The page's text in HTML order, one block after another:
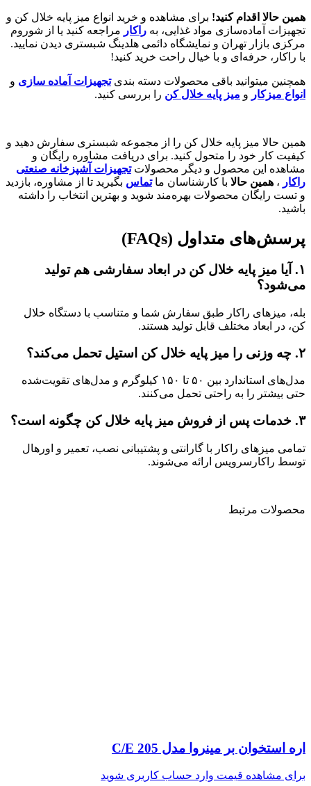
همین حالا اقدام کنید! برای مشاهده و خرید انواع میز پایه خلال کن و
تجهیزات آماده‌سازی مواد غذایی، به راکار مراجعه کنید یا از شوروم
مرکزی بازار تهران و نمایشگاه دائمی هلدینگ شبستری دیدن نمایید.
با راکار، حرفه‌ای و با خیال راحت خرید کنید!
همچنین میتوانید باقی محصولات دسته بندیتجهیزات آماده سازی و
انواع میزکار و میز پایه خلال کن را بررسی کنید.
همین حالا میز پایه خلال کن را از مجموعه شبستری سفارش دهید و
کیفیت کار خود را متحول کنید. برای دریافت مشاوره رایگان و
مشاهده این محصول و دیگر محصولاتتجهیزات آشپزخانه صنعتی
راکار ، همین حالا با کارشناسان ماتماس بگیرید تا از مشاوره، بازدید
و تست رایگان محصولات بهره‌مند شوید و بهترین انتخاب را داشته
باشید.
پرسش‌های متداول (FAQs)
۱.
آیا میز پایه خلال کن در ابعاد سفارشی هم تولید
می‌شود؟
بله، میزهای راکار طبق سفارش شما و متناسب با دستگاه خلال
کن، در ابعاد مختلف قابل تولید هستند.
۲. چه وزنی را میز پایه خلال کن استیل تحمل می‌کند؟
مدل‌های استاندارد بین ۵۰ تا ۱۵۰ کیلوگرم و مدل‌های تقویت‌شده
حتی بیشتر را به راحتی تحمل می‌کنند.
۳. خدمات پس از فروش میز پایه خلال کن چگونه است؟
تمامی میزهای راکار با گارانتی و پشتیبانی نصب، تعمیر و اورهال
توسط راکارسرویس ارائه می‌شوند.
محصولات مرتبط
اره استخوان بر مینروا مدل C/E 205
برای مشاهده قیمت وارد حساب کاربری شوید